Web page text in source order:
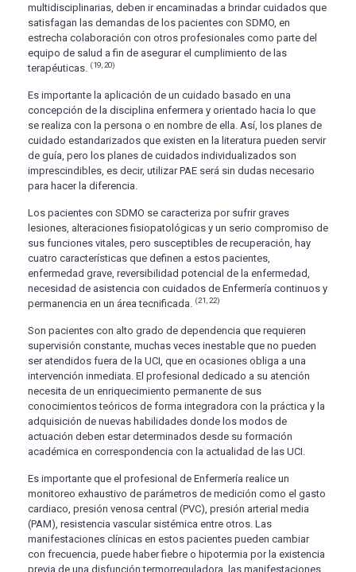
multidisciplinarias, deben ir encaminadas a brindar cuidados que
satisfagan las demandas de los pacientes con SDMO, en
estrecha colaboración con otros profesionales como parte del
equipo de salud a fin de asegurar el cumplimiento de las
terapéuticas.
(19, 20)
Es importante la aplicación de un cuidado basado en una
concepción de la disciplina enfermera y orientado hacia lo que
se realiza con la persona o en nombre de ella. Así, los planes de
cuidado estandarizados que existen en la literatura pueden servir
de guía, pero los planes de cuidados individualizados son
imprescindibles, es decir, utilizar PAE será sin dudas necesario
para hacer la diferencia.
Los pacientes con SDMO se caracteriza por sufrir graves
lesiones, alteraciones fisiopatológicas y un serio compromiso de
sus funciones vitales, pero susceptibles de recuperación, hay
cuatro características que definen a estos pacientes,
enfermedad grave, reversibilidad potencial de la enfermedad,
necesidad de asistencia con cuidados de Enfermería continuos y
permanencia en un área tecnificada.
(21, 22)
Son pacientes con alto grado de dependencia que requieren
supervisión constante, muchas veces inestable que no pueden
ser atendidos fuera de la UCI, que en ocasiones obliga a una
intervención inmediata. El profesional dedicado a su atención
necesita de un enriquecimiento permanente de sus
conocimientos teóricos de forma integradora con la práctica y la
adquisición de nuevas habilidades donde los modos de
actuación deben estar determinados desde su formación
académica en correspondencia con la actualidad de las UCI.
Es importante que el profesional de Enfermería realice un
monitoreo exhaustivo de parámetros de medición como el gasto
cardiaco, presión venosa central (PVC), presión arterial media
(PAM), resistencia vascular sistémica entre otros. Las
manifestaciones clínicas en estos pacientes pueden cambiar
con frecuencia, puede haber fiebre o hipotermia por la existencia
previa de una disfunción termorreguladora, las manifestaciones